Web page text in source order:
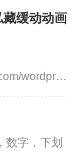
缓动动画
wordpress/
一、动画
动物，即使
数字，下划